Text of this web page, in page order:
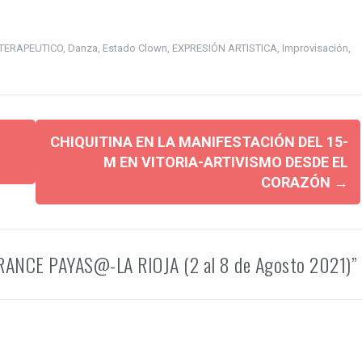
, Danza Estado Clown EXPRESIÓN ARTISTICA Improvisación
CHIQUITINA EN LA MANIFESTACIÓN DEL 15-
M EN VITORIA-ARTIVISMO DESDE EL
CORAZÓN →
PAYAS@-LA RIOJA (2 al 8 de Agosto 2021)”